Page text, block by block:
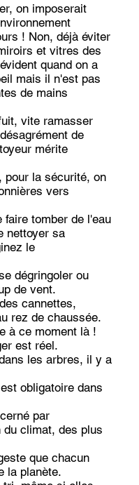
on imposerait
! Non, déjà éviter
et vitres des
quand on a
mais il n'est pas
de mains
vite ramasser
de
mérite
pour la sécurité, on
vers
faire tomber de l'eau
nettoyer sa
le
dégringoler ou
de vent.
cannettes,
rez de chaussée.
à ce moment là !
est réel.
les arbres, il y a
obligatoire dans
par
du climat, des plus
que chacun
la planète.